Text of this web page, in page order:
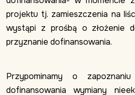
projektu tj. zamieszczenia na
wystąpi z prośbą o złożenie
przyznanie dofinansowania.
Przypominamy o
dofinansowania wymiany